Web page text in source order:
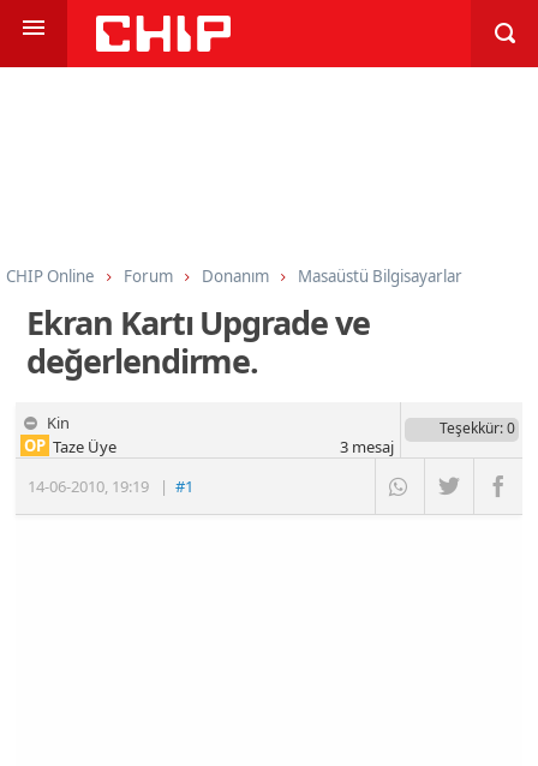
CHIP Online Forum Donanım Masaüstü Bilgisayarlar
Ekran Kartı Upgrade ve
değerlendirme.
Kin
14-06-2010, 19:19 |#1
OP Taze Üye
Teşekkür: 0
3mesaj